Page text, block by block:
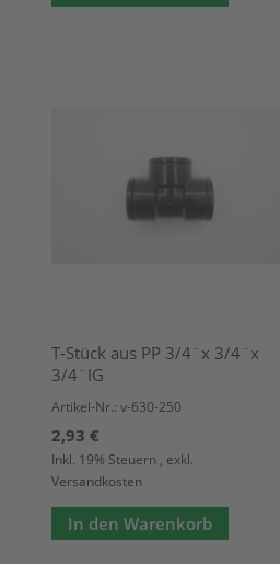
T-Stück aus PP 3/4¨x 3/4¨x
3/4¨IG
Artikel-Nr.: v-630-250
2,93 €
Inkl. 19% Steuern , exkl.
Versandkosten
In den Warenkorb